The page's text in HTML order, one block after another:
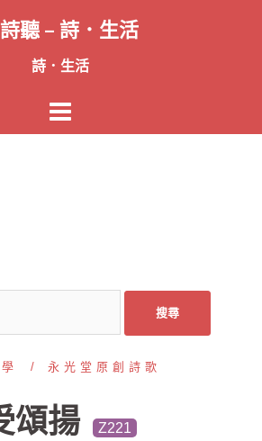
聽 – 詩．生活
詩．生活
永光堂原創詩歌
頌揚 Z221